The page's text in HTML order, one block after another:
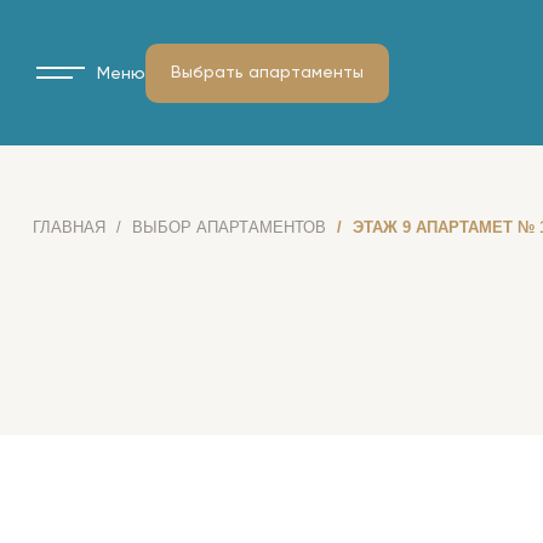
Меню Выбрать апартаменты
ГЛАВНАЯ ВЫБОР АПАРТАМЕНТОВ ЭТАЖ 9 АПАРТАМЕТ №